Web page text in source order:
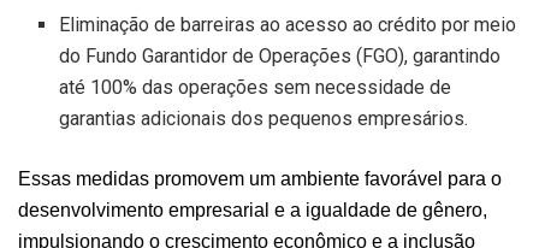
Eliminação de barreiras ao acesso ao crédito por meio
do Fundo Garantidor de Operações (FGO), garantindo
até 100% das operações sem necessidade de
garantias adicionais dos pequenos empresários.
Essas medidas promovem um ambiente favorável para o
desenvolvimento empresarial e a igualdade de gênero,
impulsionando o crescimento econômico e a inclusão